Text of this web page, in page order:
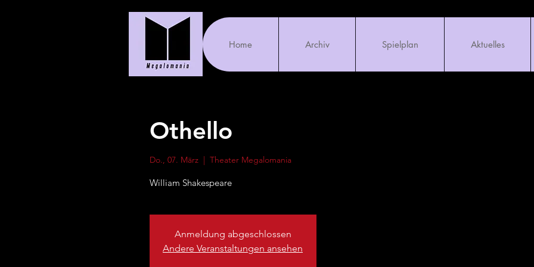
Home Archiv Spielplan Aktuelles
Othello
Do., 07. März
  |
Theater Megalomania
William Shakespeare
Anmeldung abgeschlossen
Andere Veranstaltungen ansehen